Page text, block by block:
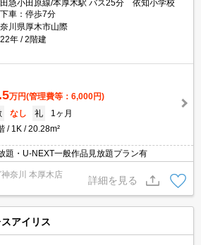
急小田原線/本厚木駅 バス25分 依知小学校
車：停歩7分
川県厚木市山際
年
2階建
万円(管理費等：6,000円)
なし 礼
1ヶ月
1K 20.28m²
題・U-NEXT一般作品見放題プラン有
奈川 本厚木店
詳細を見る
アイリス